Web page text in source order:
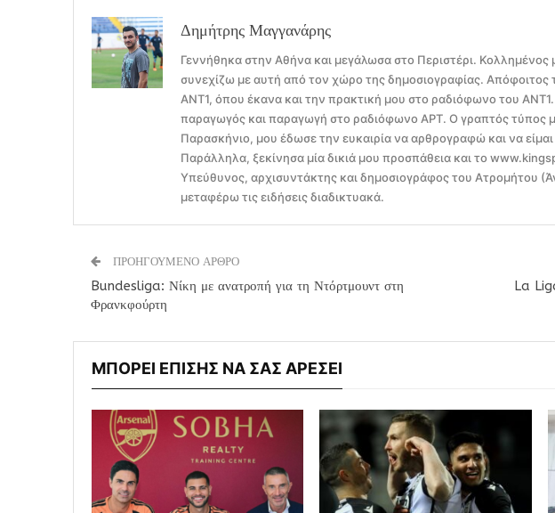
Δημήτρης Μαγγανάρης
Γεννήθηκα στην Αθήνα και μεγάλωσα στο Περιστέρι. Κολλημένος
συνεχίζω με αυτή από τον χώρο της δημοσιογραφίας. Απόφοιτος
ΑΝΤ1, όπου έκανα και την πρακτική μου στο ραδιόφωνο του
παραγωγός και παραγωγή στο ραδιόφωνο ΑΡΤ. Ο γραπτός τύπος
Παρασκήνιο, μου έδωσε την ευκαιρία να αρθρογραφώ και να
Παράλληλα, ξεκίνησα μία δικιά μου προσπάθεια και το
Υπεύθυνος, αρχισυντάκτης και δημοσιογράφος του Ατρομήτου
μεταφέρω τις ειδήσεις διαδικτυακά.
ΠΡΟΗΓΟΥΜΕΝΟ ΑΡΘΡΟ
Bundesliga: Νίκη με ανατροπή για τη Ντόρτμουντ στη
Φρανκφούρτη
La
ΜΠΟΡΕΙ ΕΠΙΣΗΣ ΝΑ ΣΑΣ ΑΡΕΣΕΙ